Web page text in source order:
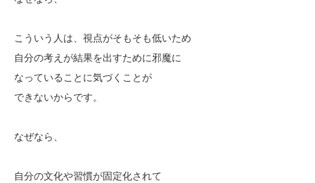
こういう人は、視点がそもそも低いため
自分の考えが結果を出すために邪魔に
なっていることに気づくことが
できないからです。
なぜなら、
自分の文化や習慣が固定化されて